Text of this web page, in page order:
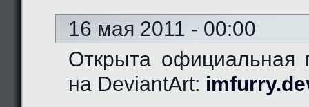
16 мая 2011 - 00:00
Открыта официальная
на DeviantArt: